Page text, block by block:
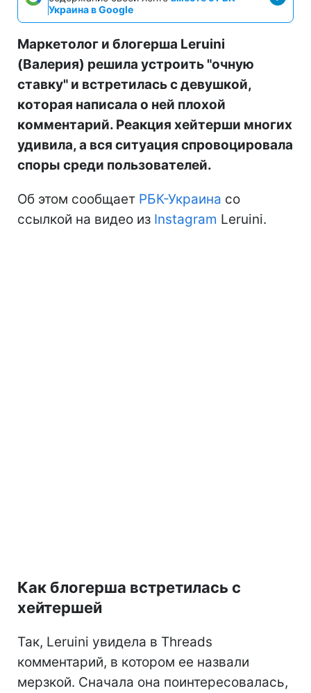
Украина в Google
Маркетолог и блогерша Leruini
(Валерия) решила устроить "очную
ставку" и встретилась с девушкой,
которая написала о ней плохой
комментарий. Реакция хейтерши многих
удивила, а вся ситуация спровоцировала
споры среди пользователей.
Об этом сообщает РБК-Украина со
ссылкой на видео из Instagram Leruini.
Как блогерша встретилась с
хейтершей
Так, Leruini увидела в Threads
комментарий, в котором ее назвали
мерзкой. Сначала она поинтересовалась,